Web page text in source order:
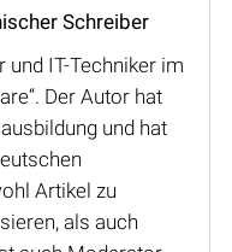
Schreiber
IT-Techniker im
Der Autor hat
und hat
Artikel zu
als auch